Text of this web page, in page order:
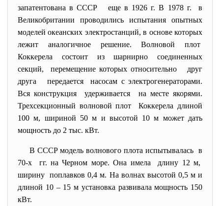
запатентована в СССР еще в 1926 г. В 1978 г. в
Великобритании проводились испытания опытных
моделей океанских электростанций, в основе которых
лежит аналогичное решение. Волновой плот
Коккерела состоит из шарнирно соединенных
секций, перемещение которых относительно друг
друга передается насосам с электрогенераторами.
Вся конструкция удерживается на месте якорями.
Трехсекционный волновой плот Коккерела длиной
100 м, шириной 50 м и высотой 10 м может дать
мощность до 2 тыс. кВт.
В СССР модель волнового плота испытывалась в
70-х гг. на Черном море. Она имела длину 12 м,
ширину поплавков 0,4 м. На волнах высотой 0,5 м и
длиной 10 – 15 м установка развивала мощность 150
кВт.